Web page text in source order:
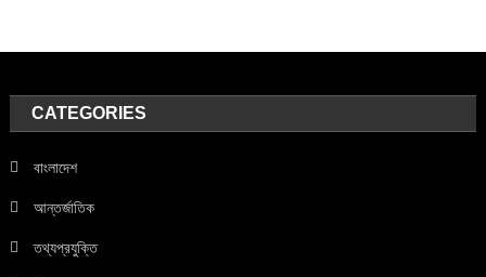
CATEGORIES
বাংলাদেশ
আন্তর্জাতিক
তথ্যপ্রযুক্তি